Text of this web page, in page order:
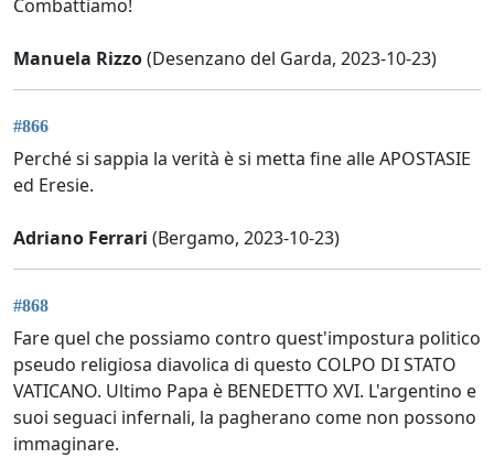
Combattiamo!
Manuela Rizzo(Desenzano del Garda, 2023-10-23)
#866
Perché si sappia la verità è si metta fine alle APOSTASIE
ed Eresie.
Adriano Ferrari (Bergamo, 2023-10-23)
#868
Fare quel che possiamo contro quest'impostura politico
pseudo religiosa diavolica di questo COLPO DI STATO
VATICANO. Ultimo Papa è BENEDETTO XVI. L'argentino e
suoi seguaci infernali, la pagherano come non possono
immaginare.